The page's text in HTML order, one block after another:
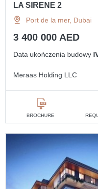
LA SIRENE 2
Port de la mer, Dubai
3 400 000 AED
Data ukończenia budowy
Meraas Holding LLC
BROCHURE